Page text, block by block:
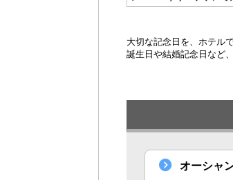
大切な記念日を、ホテル
誕生日や結婚記念日など
オーシャ